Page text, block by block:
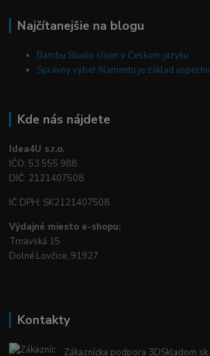
Najčítanejšie na blogu
Bambu Studio slicer v Českom jazyku
Správny výber filamentu je základ úspechu
Kde nás nájdete
Idea4U s.r.o.
IČO: 53 555 988
DIČ: 2121407508
IČ DPH: SK2121407508
Výdajné miesto e-shopu:
Trnavská 15
Dolné Lovčice, 91927
Kontakty
Zákaznícka podpora 3DSkladom.sk